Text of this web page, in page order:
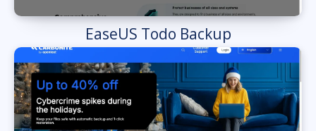
EaseUS Todo Backup